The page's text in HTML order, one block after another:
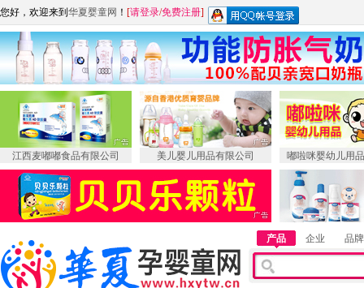
您好，欢迎来到 华夏婴童网 ！ [请登录/免费注册]
江西麦嘟嘟食品有限公司 美儿婴儿用品有限公司 嘟啦咪婴幼儿用
产品 企业 品牌